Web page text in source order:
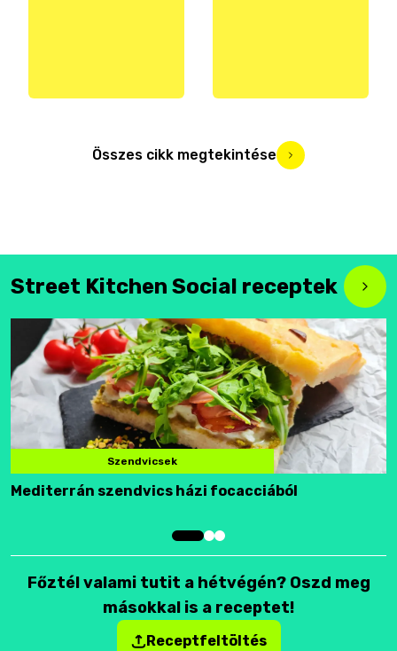
Összes cikk megtekintése
Street Kitchen Social receptek
Szendvicsek
Mediterrán szendvics házi focacciából
Főztél valami tutit a hétvégén? Oszd meg
másokkal is a receptet!
Receptfeltöltés